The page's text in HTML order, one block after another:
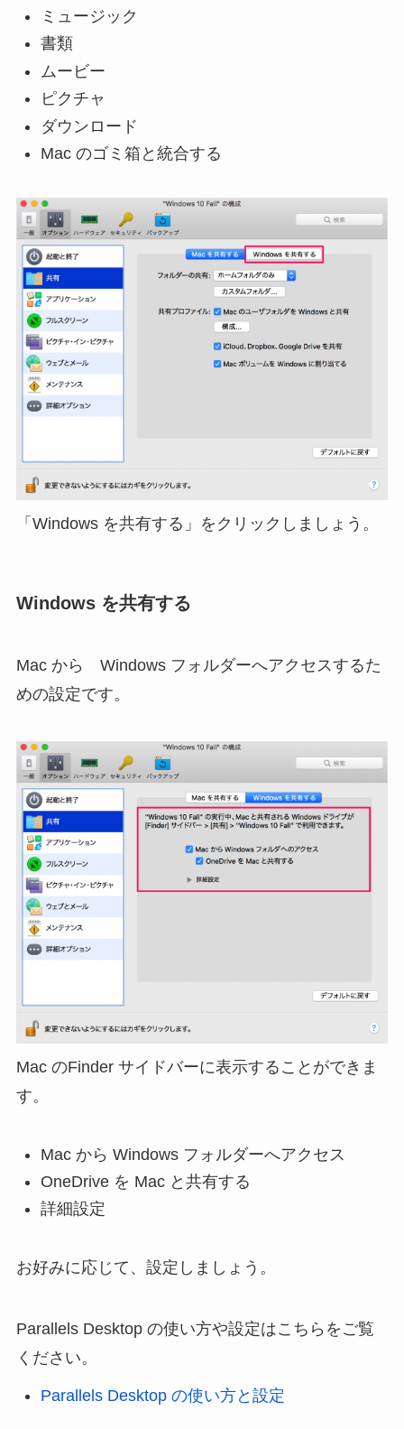
ミュージック
書類
ムービー
ピクチャ
ダウンロード
Mac のゴミ箱と統合する
「Windows を共有する」をクリックしましょう。
Windows を共有する
Mac から Windows フォルダーへアクセスするた
めの設定です。
Mac のFinder サイドバーに表示することができま
す。
Mac から Windows フォルダーへアクセス
OneDrive を Mac と共有する
詳細設定
お好みに応じて、設定しましょう。
Parallels Desktop の使い方や設定はこちらをご覧
ください。
Parallels Desktop の使い方と設定